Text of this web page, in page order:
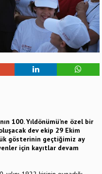
100. Yıldönümü’ne özel bir
dev ekip 29 Ekim
gösterinin geçtiğimiz ay
için kayıtlar devam